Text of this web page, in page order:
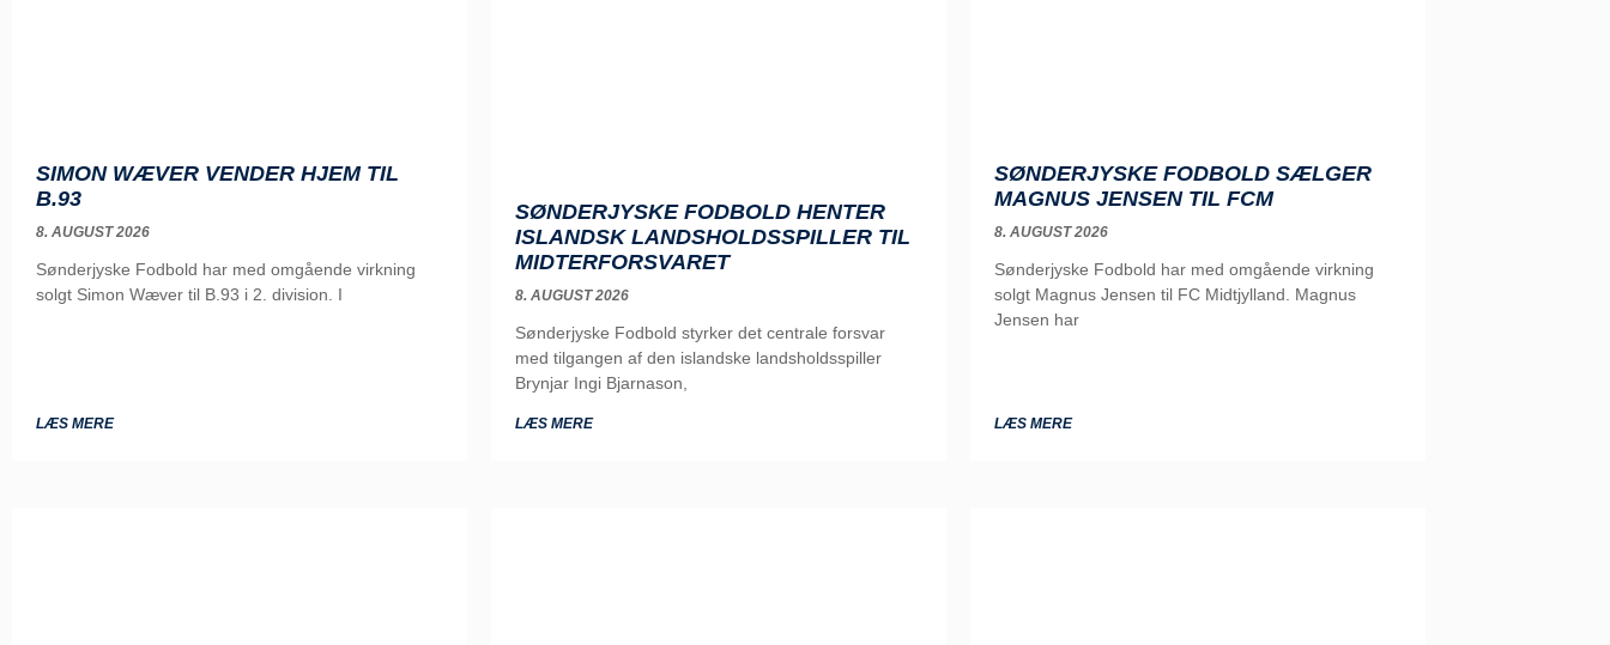
SIMON WÆVER VENDER HJEM TIL
B.93
8. AUGUST 2026
Sønderjyske Fodbold har med omgående virkning
solgt Simon Wæver til B.93 i 2. division. I
LÆS MERE
SØNDERJYSKE FODBOLD HENTER
ISLANDSK LANDSHOLDSSPILLER TIL
MIDTERFORSVARET
8. AUGUST 2026
Sønderjyske Fodbold styrker det centrale forsvar
med tilgangen af den islandske landsholdsspiller
Brynjar Ingi Bjarnason,
LÆS MERE
SØNDERJYSKE FODBOLD SÆLGER
MAGNUS JENSEN TIL FCM
8. AUGUST 2026
Sønderjyske Fodbold har med omgående virkning
solgt Magnus Jensen til FC Midtjylland. Magnus
Jensen har
LÆS MERE